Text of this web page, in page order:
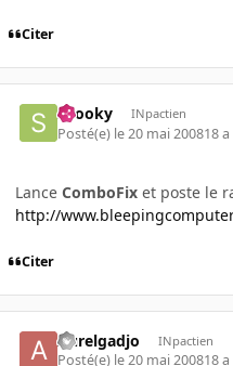
Citer
snooky INpactien
Posté(e) le 20 mai 200818 a
Lance ComboFix et poste le
http://
Citer
Aurelgadjo INpactien
Posté(e) le 20 mai 200818 a